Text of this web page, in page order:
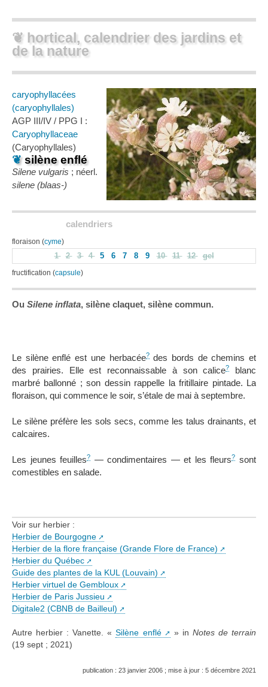
❦ hortical, calendrier des jardins et
de la nature
caryophyllacées
(caryophyllales)
AGP III/IV / PPG I :
Caryophyllaceae
(Caryophyllales)
❦silène enflé
Silene vulgaris ; néerl.
silene (blaas-)
calendriers
floraison (cyme)
1 2 3 4 5 6 7 8 9 10 11 12 gel
fructification (capsule)
Ou Silene inflata, silène claquet, silène commun.
Le silène enflé est une herbacée?des bords de chemins et
des prairies. Elle est reconnaissable à son calice?
blanc
marbré ballonné ; son dessin rappelle la fritillaire pintade. La
floraison, qui commence le soir, s’étale de mai à septembre.
Le silène préfère les sols secs, comme les talus drainants, et
calcaires.
Les jeunes feuilles? — condimentaires — et les fleurs? sont
comestibles en salade.
Voir sur herbier :
Herbier de Bourgogne
Herbier de la flore française (Grande Flore de France)
Herbier du Québec
Guide des plantes de la KUL (Louvain)
Herbier virtuel de Gembloux
Herbier de Paris Jussieu
Digitale2 (CBNB de Bailleul)
Autre herbier : Vanette. «Silène enflé » in Notes de terrain
(19 sept ; 2021)
publication : 23 janvier 2006 ; mise à jour : 5 décembre 2021